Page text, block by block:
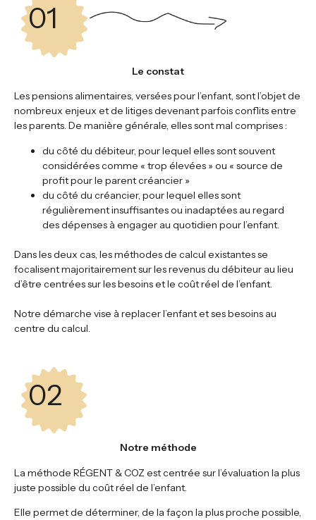
01
Le constat
Les pensions alimentaires, versées pour l’enfant, sont l’objet de
nombreux enjeux et de litiges devenant parfois conflits entre
les parents. De manière générale, elles sont mal comprises :
du côté du débiteur, pour lequel elles sont souvent
considérées comme « trop élevées » ou « source de
profit pour le parent créancier »
du côté du créancier, pour lequel elles sont
régulièrement insuffisantes ou inadaptées au regard
des dépenses à engager au quotidien pour l’enfant.
Dans les deux cas, les méthodes de calcul existantes se
focalisent majoritairement sur les revenus du débiteur au lieu
d’être centrées sur les besoins et le coût réel de l’enfant.
Notre démarche vise à replacer l’enfant et ses besoins au
centre du calcul.
02
Notre méthode
La méthode RÉGENT & COZ est centrée sur l’évaluation la plus
juste possible du coût réel de l’enfant.
Elle permet de déterminer, de la façon la plus proche possible,